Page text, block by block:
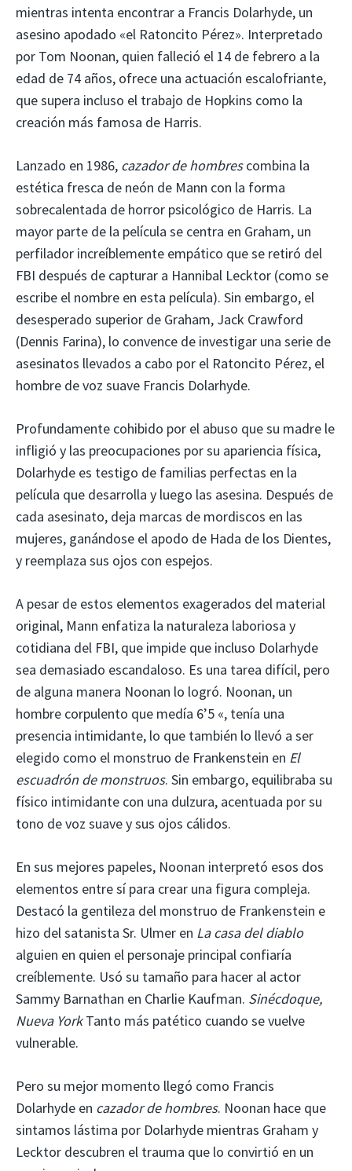
mientras intenta encontrar a Francis Dolarhyde, un
asesino apodado «el Ratoncito Pérez». Interpretado
por Tom Noonan, quien falleció el 14 de febrero a la
edad de 74 años, ofrece una actuación escalofriante,
que supera incluso el trabajo de Hopkins como la
creación más famosa de Harris.
Lanzado en 1986, cazador de hombrescombina la
estética fresca de neón de Mann con la forma
sobrecalentada de horror psicológico de Harris. La
mayor parte de la película se centra en Graham, un
perfilador increíblemente empático que se retiró del
FBI después de capturar a Hannibal Lecktor (como se
escribe el nombre en esta película). Sin embargo, el
desesperado superior de Graham, Jack Crawford
(Dennis Farina), lo convence de investigar una serie de
asesinatos llevados a cabo por el Ratoncito Pérez, el
hombre de voz suave Francis Dolarhyde.
Profundamente cohibido por el abuso que su madre le
infligió y las preocupaciones por su apariencia física,
Dolarhyde es testigo de familias perfectas en la
película que desarrolla y luego las asesina. Después de
cada asesinato, deja marcas de mordiscos en las
mujeres, ganándose el apodo de Hada de los Dientes,
y reemplaza sus ojos con espejos.
A pesar de estos elementos exagerados del material
original, Mann enfatiza la naturaleza laboriosa y
cotidiana del FBI, que impide que incluso Dolarhyde
sea demasiado escandaloso. Es una tarea difícil, pero
de alguna manera Noonan lo logró. Noonan, un
hombre corpulento que medía 6’5 «, tenía una
presencia intimidante, lo que también lo llevó a ser
elegido como el monstruo de Frankenstein en El
escuadrón de monstruos. Sin embargo, equilibraba su
físico intimidante con una dulzura, acentuada por su
tono de voz suave y sus ojos cálidos.
En sus mejores papeles, Noonan interpretó esos dos
elementos entre sí para crear una figura compleja.
Destacó la gentileza del monstruo de Frankenstein e
hizo del satanista Sr. Ulmer en La casa del diablo
alguien en quien el personaje principal confiaría
creíblemente. Usó su tamaño para hacer al actor
Sammy Barnathan en Charlie Kaufman. Sinécdoque,
Nueva YorkTanto más patético cuando se vuelve
vulnerable.
Pero su mejor momento llegó como Francis
Dolarhyde en cazador de hombres. Noonan hace que
sintamos lástima por Dolarhyde mientras Graham y
Lecktor descubren el trauma que lo convirtió en un